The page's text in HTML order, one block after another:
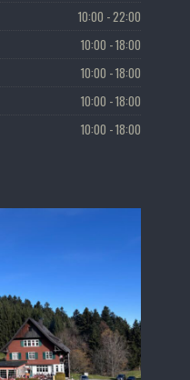
10:00 - 22:00
10:00 - 18:00
10:00 - 18:00
10:00 - 18:00
10:00 - 18:00